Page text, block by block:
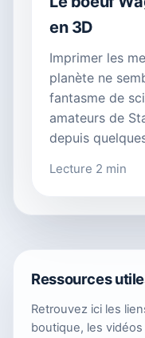
en 3D
Imprimer les
planète ne
fantasme de
amateurs de
depuis
Lecture 2 min
Ressources
Retrouvez ici les
boutique, les